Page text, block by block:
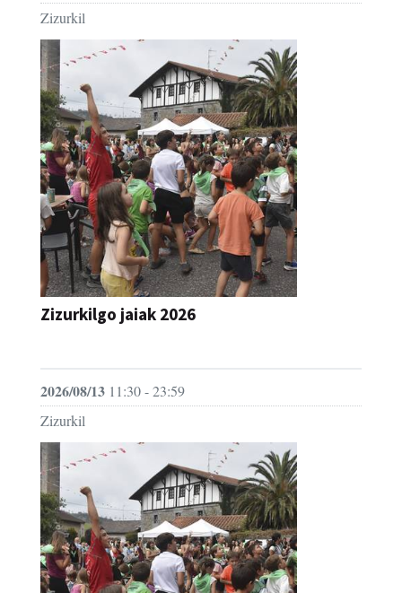
Zizurkil
Zizurkilgo jaiak 2026
2026/08/13 11:30 - 23:59
Zizurkil